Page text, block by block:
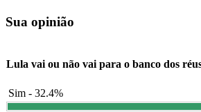
Sua opinião
Lula vai ou não vai para o banco dos
Sim - 32.4%